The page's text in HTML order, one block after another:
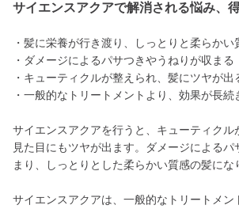
サイエンスアクアで解消される悩み、
・髪に栄養が行き渡り、しっとりと柔らかい
・ダメージによるパサつきやうねりが収まる
・キューティクルが整えられ、髪にツヤが出
・一般的なトリートメントより、効果が長続
サイエンスアクアを行うと、キューティクル
見た目にもツヤが出ます。ダメージによるパ
まり、しっとりとした柔らかい質感の髪にな
サイエンスアクアは、一般的なトリートメン